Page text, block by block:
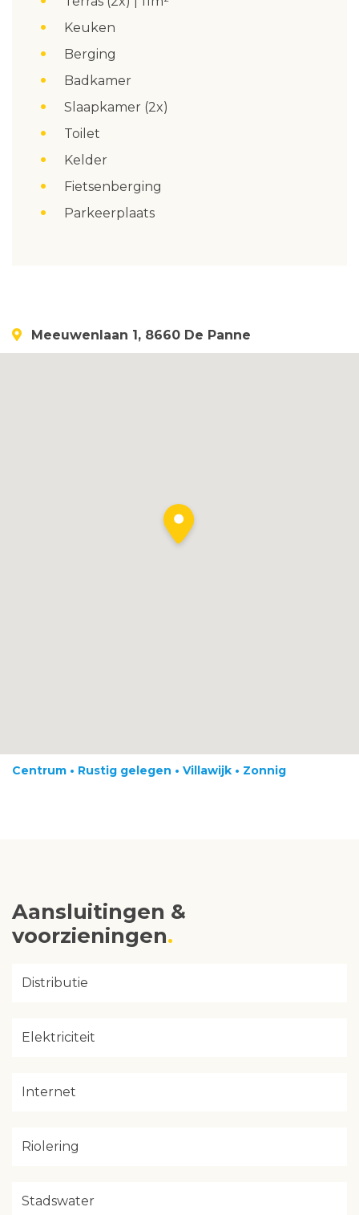
Keuken
Berging
Badkamer
Slaapkamer (2x)
Toilet
Kelder
Fietsenberging
Parkeerplaats
Meeuwenlaan 1, 8660 De Panne
Centrum • Rustig gelegen • Villawijk • Zonnig
Aansluitingen &
voorzieningen
Distributie
Elektriciteit
Internet
Riolering
Stadswater